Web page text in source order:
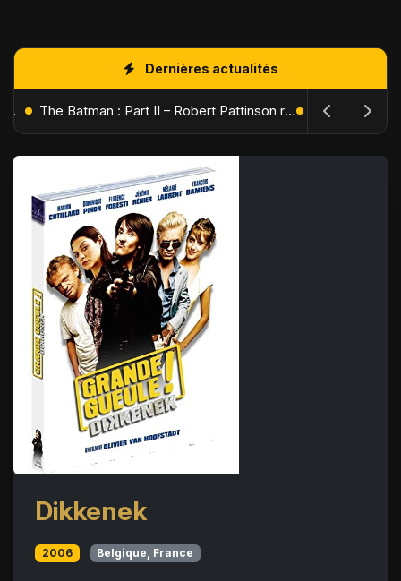
Dernières actualités
L'Âge de Glace : Le Réveil du Volcan – Manny, Sid et Diego de retour pour une aventure explosive The Batman : Part II – Robert Pattinson replonge dans les ténèbres de Gotham dès octobre 2027
Dikkenek
2006 Belgique, France